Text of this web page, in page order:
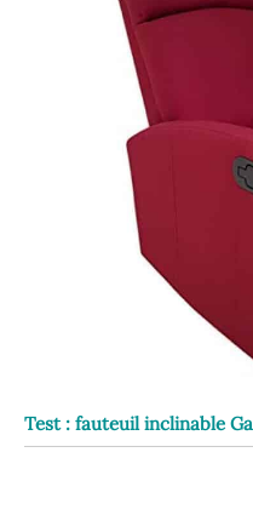
Test : fauteuil inclinable